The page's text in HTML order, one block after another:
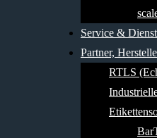
Service &
Partner,
RTLS